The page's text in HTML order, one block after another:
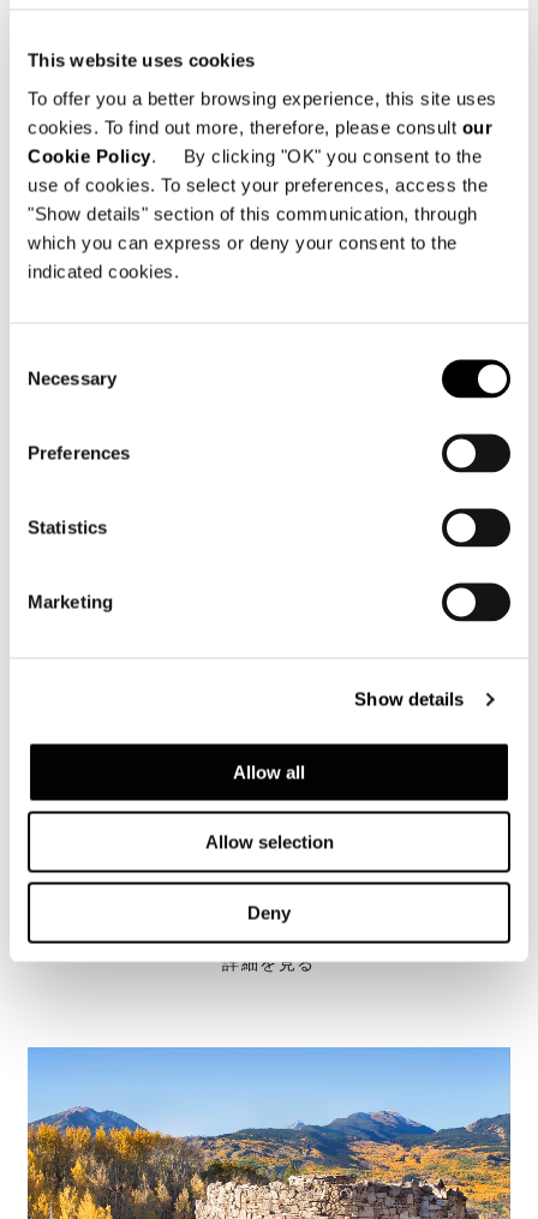
This website uses cookies
To offer you a better browsing experience, this site uses
cookies. To find out more, therefore, please consult our
Cookie Policy. By clicking "OK" you consent to the
use of cookies. To select your preferences, access the
"Show details" section of this communication, through
which you can express or deny your consent to the
indicated cookies.
Selection
Necessary
Preferences
Statistics
Marketing
Show details
Allow all
Allow selection
Deny
Valencia, house among the pines
Frankfurt, villa Faller
詳細を見る